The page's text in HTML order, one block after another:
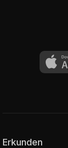
Erkunden